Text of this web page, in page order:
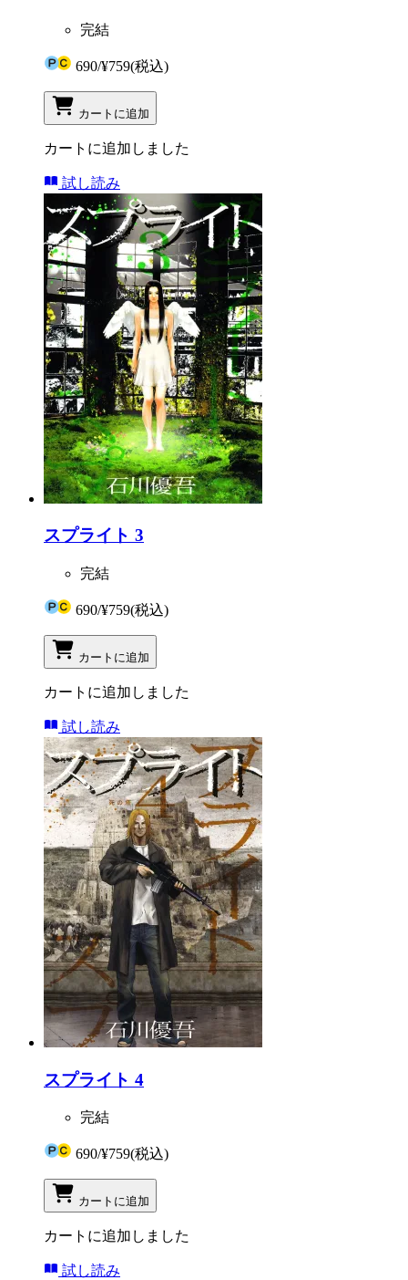
完結
690/¥759(税込)
カートに追加
カートに追加しました
試し読み
スプライト 3
完結
690/¥759(税込)
カートに追加
カートに追加しました
試し読み
スプライト 4
完結
690/¥759(税込)
カートに追加
カートに追加しました
試し読み